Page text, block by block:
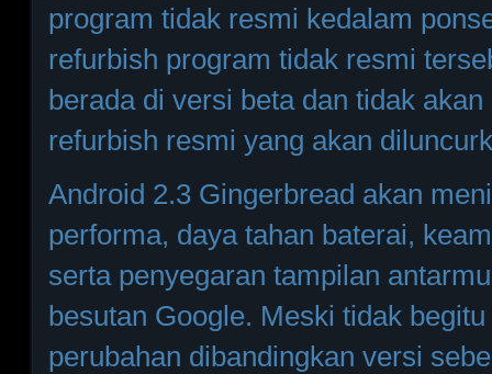
program tidak resmi kedalam
refurbish program tidak resmi
berada di versi beta dan tidak
refurbish resmi yang akan
Android 2.3 Gingerbread akan
performa, daya tahan baterai,
serta penyegaran tampilan
besutan Google. Meski tidak
perubahan dibandingkan versi